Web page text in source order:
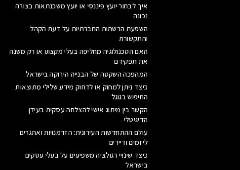
איך לבחור יועץ פיננסי או יועץ משכנתאות בצורה
נכונה
השפעת הרשתות החברתיות על דעת הקהל
והתקשורת
האם הטכנולוגיה מחליפה בעלי מקצוע או רק משנה
את תפקידם
המהפכה השקטה של הבנייה הירוקה בישראל
כיצד ניתן למחוק או לדחוק מידע שלילי מתוצאות
החיפוש בגוגל
הקשר בין מיתוג אישי להצלחה עסקית בעידן
הדיגיטלי
עולם ההתחדשות העירונית: הזדמנויות ואתגרים
ליזמים ודיירים
כיצד שינויי רגולציה משפיעים על בעלי עסקים
בישראל